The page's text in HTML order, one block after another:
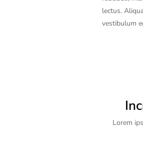
lectus.
vestibulum
Lorem